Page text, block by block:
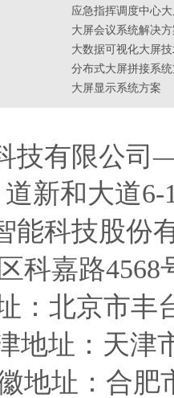
应急指挥调度中心
大屏会议系统解决
大数据可视化大屏
分布式大屏拼接系
大屏显示系统方案
技有限公
道新和大道6-
能科技股
区科嘉路
：北京市丰
地址 ：天津
地址 ：合